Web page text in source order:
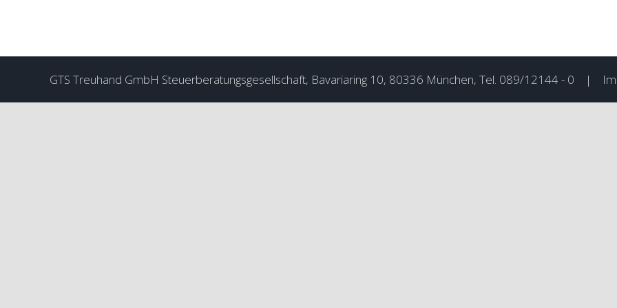
GTS Treuhand GmbH Steuerberatungsgesellschaft, Bavariaring 10, 80336 München, Tel. 089/12144 - 0 |